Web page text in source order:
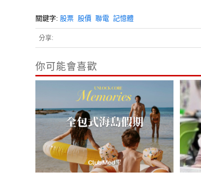
關鍵字: 股票 股價 聯電 記憶體
分享:
你可能會喜歡